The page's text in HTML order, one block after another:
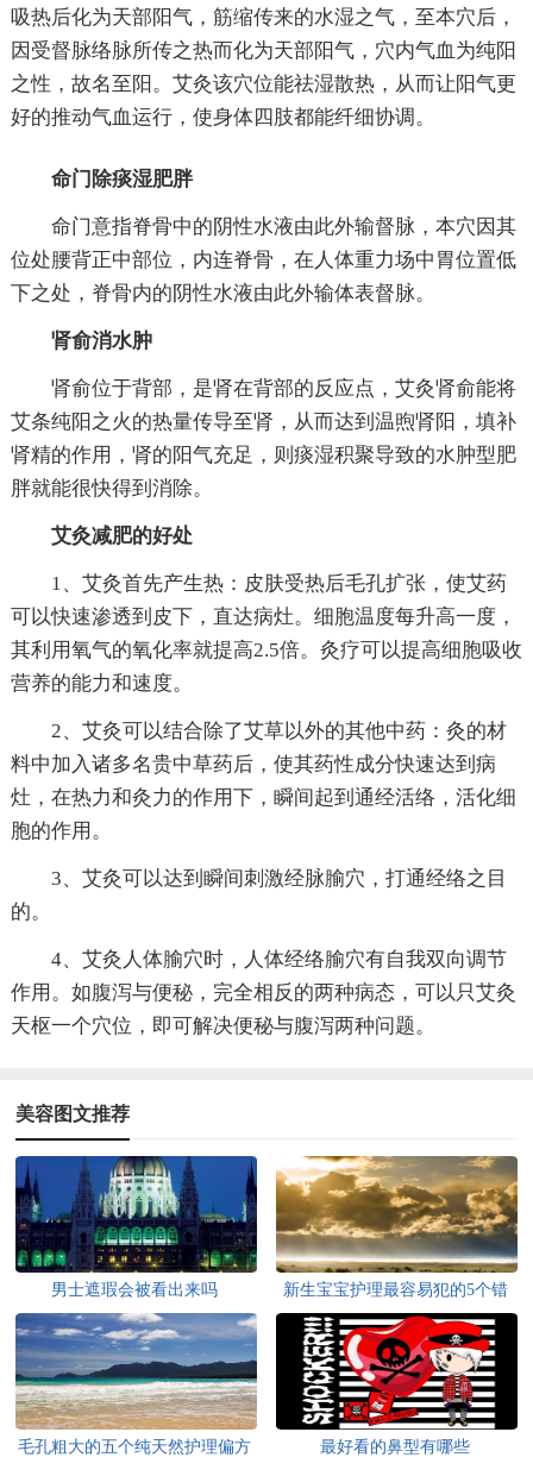
吸热后化为天部阳气，筋缩传来的水湿之气，至本穴后，
因受督脉络脉所传之热而化为天部阳气，穴内气血为纯阳
之性，故名至阳。艾灸该穴位能祛湿散热，从而让阳气更
好的推动气血运行，使身体四肢都能纤细协调。
命门除痰湿肥胖
命门意指脊骨中的阴性水液由此外输督脉，本穴因其
位处腰背正中部位，内连脊骨，在人体重力场中胃位置低
下之处，脊骨内的阴性水液由此外输体表督脉。
肾俞消水肿
肾俞位于背部，是肾在背部的反应点，艾灸肾俞能将
艾条纯阳之火的热量传导至肾，从而达到温煦肾阳，填补
肾精的作用，肾的阳气充足，则痰湿积聚导致的水肿型肥
胖就能很快得到消除。
艾灸减肥的好处
1、艾灸首先产生热：皮肤受热后毛孔扩张，使艾药
可以快速渗透到皮下，直达病灶。细胞温度每升高一度，
其利用氧气的氧化率就提高2.5倍。灸疗可以提高细胞吸收
营养的能力和速度。
2、艾灸可以结合除了艾草以外的其他中药：灸的材
料中加入诸多名贵中草药后，使其药性成分快速达到病
灶，在热力和灸力的作用下，瞬间起到通经活络，活化细
胞的作用。
3、艾灸可以达到瞬间刺激经脉腧穴，打通经络之目
的。
4、艾灸人体腧穴时，人体经络腧穴有自我双向调节
作用。如腹泻与便秘，完全相反的两种病态，可以只艾灸
天枢一个穴位，即可解决便秘与腹泻两种问题。
美容图文推荐
男士遮瑕会被看出来吗
新生宝宝护理最容易犯的5个错
误
毛孔粗大的五个纯天然护理偏方 最好看的鼻型有哪些